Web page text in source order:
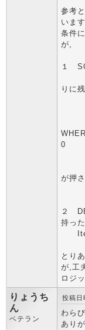
参考
います
条件
が,
１
最
りに
表
0
み
が押
11
２
持っ
とり
が,工
ロジ
りょうち
ん
ベテラン
投稿
わら
あり